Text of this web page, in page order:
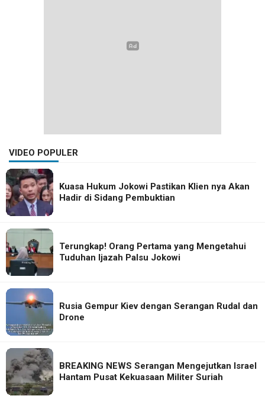
VIDEO POPULER
Kuasa Hukum Jokowi Pastikan Klien nya Akan
Hadir di Sidang Pembuktian
Terungkap! Orang Pertama yang Mengetahui
Tuduhan Ijazah Palsu Jokowi
Rusia Gempur Kiev dengan Serangan Rudal dan
Drone
BREAKING NEWS Serangan Mengejutkan Israel
Hantam Pusat Kekuasaan Militer Suriah